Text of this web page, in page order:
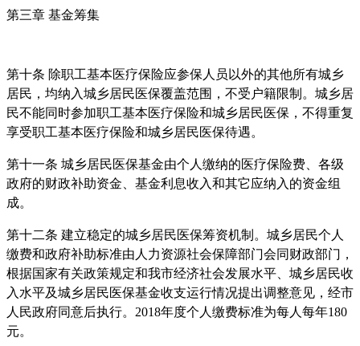
第三章 基金筹集
第十条 除职工基本医疗保险应参保人员以外的其他所有城乡
居民，均纳入城乡居民医保覆盖范围，不受户籍限制。城乡居
民不能同时参加职工基本医疗保险和城乡居民医保，不得重复
享受职工基本医疗保险和城乡居民医保待遇。
第十一条 城乡居民医保基金由个人缴纳的医疗保险费、各级
政府的财政补助资金、基金利息收入和其它应纳入的资金组
成。
第十二条 建立稳定的城乡居民医保筹资机制。城乡居民个人
缴费和政府补助标准由人力资源社会保障部门会同财政部门，
根据国家有关政策规定和我市经济社会发展水平、城乡居民收
入水平及城乡居民医保基金收支运行情况提出调整意见，经市
人民政府同意后执行。2018年度个人缴费标准为每人每年180
元。